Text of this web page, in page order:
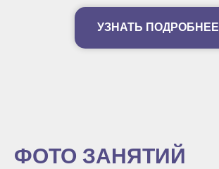
УЗНАТЬ ПОДРОБНЕЕ
ФОТО ЗАНЯТИЙ